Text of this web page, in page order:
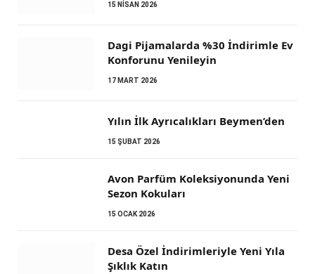
15 NISAN 2026
Dagi Pijamalarda %30 İndirimle Ev
Konforunu Yenileyin
17 MART 2026
Yılın İlk Ayrıcalıkları Beymen’den
15 ŞUBAT 2026
Avon Parfüm Koleksiyonunda Yeni
Sezon Kokuları
15 OCAK 2026
Desa Özel İndirimleriyle Yeni Yıla
Şıklık Katın